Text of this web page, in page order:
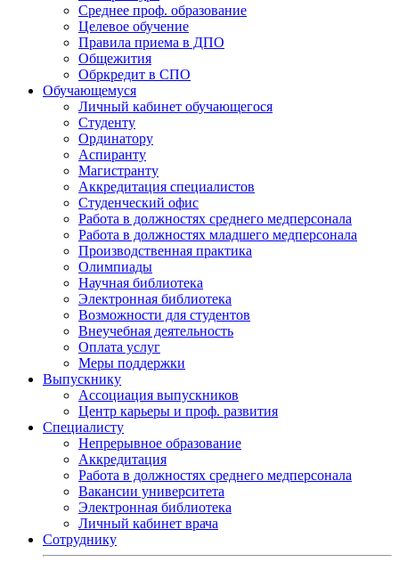
Среднее проф. образование
Целевое обучение
Правила приема в ДПО
Общежития
Обркредит в СПО
Обучающемуся
Личный кабинет обучающегося
Студенту
Ординатору
Аспиранту
Магистранту
Аккредитация специалистов
Студенческий офис
Работа в должностях среднего медперсонала
Работа в должностях младшего медперсонала
Производственная практика
Олимпиады
Научная библиотека
Электронная библиотека
Возможности для студентов
Внеучебная деятельность
Оплата услуг
Меры поддержки
Выпускнику
Ассоциация выпускников
Центр карьеры и проф. развития
Специалисту
Непрерывное образование
Аккредитация
Работа в должностях среднего медперсонала
Вакансии университета
Электронная библиотека
Личный кабинет врача
Сотруднику